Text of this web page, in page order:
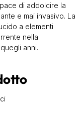
di addolcire la
e mai invasivo. La
a elementi
nella
anni.